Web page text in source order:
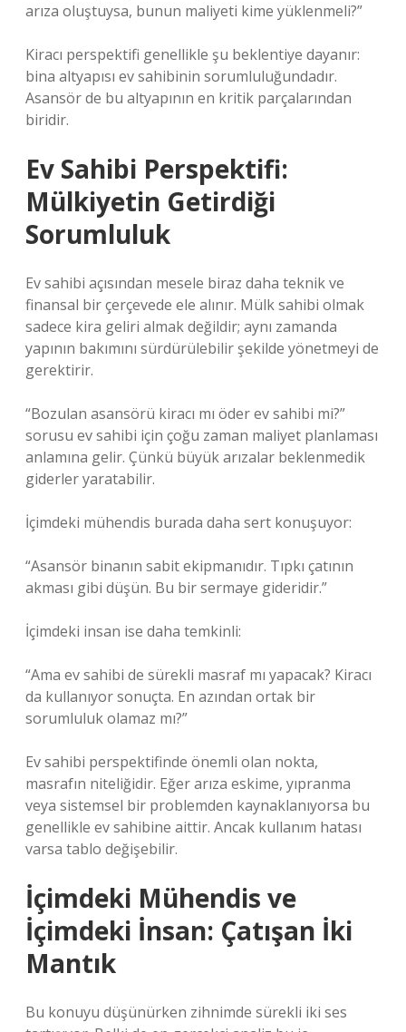
arıza oluştuysa, bunun maliyeti kime yüklenmeli?”
Kiracı perspektifi genellikle şu beklentiye dayanır:
bina altyapısı ev sahibinin sorumluluğundadır.
Asansör de bu altyapının en kritik parçalarından
biridir.
Ev Sahibi Perspektifi:
Mülkiyetin Getirdiği
Sorumluluk
Ev sahibi açısından mesele biraz daha teknik ve
finansal bir çerçevede ele alınır. Mülk sahibi olmak
sadece kira geliri almak değildir; aynı zamanda
yapının bakımını sürdürülebilir şekilde yönetmeyi de
gerektirir.
“Bozulan asansörü kiracı mı öder ev sahibi mi?”
sorusu ev sahibi için çoğu zaman maliyet planlaması
anlamına gelir. Çünkü büyük arızalar beklenmedik
giderler yaratabilir.
İçimdeki mühendis burada daha sert konuşuyor:
“Asansör binanın sabit ekipmanıdır. Tıpkı çatının
akması gibi düşün. Bu bir sermaye gideridir.”
İçimdeki insan ise daha temkinli:
“Ama ev sahibi de sürekli masraf mı yapacak? Kiracı
da kullanıyor sonuçta. En azından ortak bir
sorumluluk olamaz mı?”
Ev sahibi perspektifinde önemli olan nokta,
masrafın niteliğidir. Eğer arıza eskime, yıpranma
veya sistemsel bir problemden kaynaklanıyorsa bu
genellikle ev sahibine aittir. Ancak kullanım hatası
varsa tablo değişebilir.
İçimdeki Mühendis ve
İçimdeki İnsan: Çatışan İki
Mantık
Bu konuyu düşünürken zihnimde sürekli iki ses